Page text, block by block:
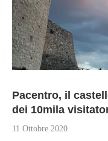
Pacentro, il
dei 10mila
11 Ottobre 2020